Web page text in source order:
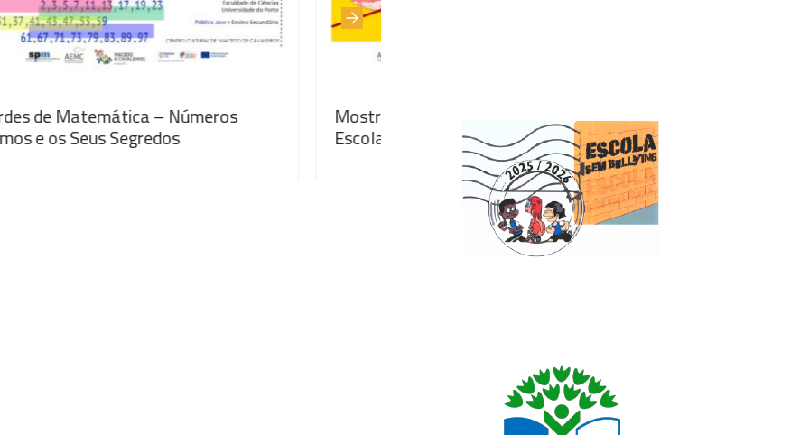
Mostra de Ensino > Agrupamento de
Escolas de Macedo de Cavaleiros
Norma 01 / JNE / 2025